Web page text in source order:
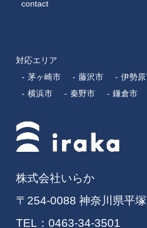
contact
対応エリア
茅ヶ崎市
藤沢市 伊勢
横浜市
秦野市 鎌倉市
株式会社いらか
〒254-0088 神奈川県平
TEL： 0463-34-3501